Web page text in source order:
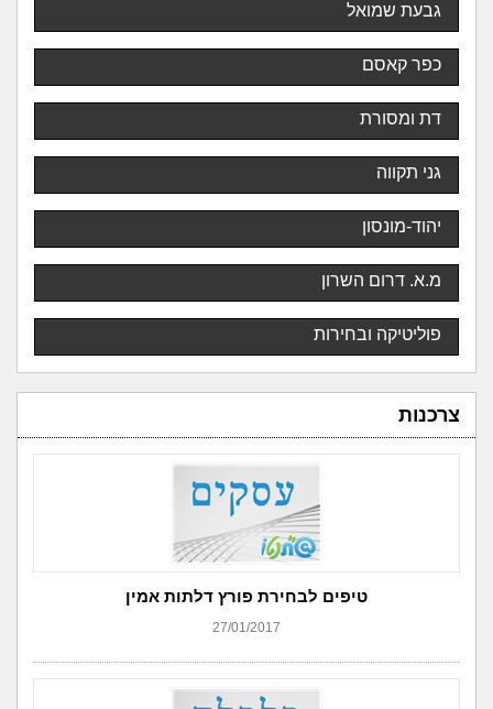
גבעת שמואל
כפר קאסם
דת ומסורת
גני תקווה
יהוד-מונסון
מ.א. דרום השרון
פוליטיקה ובחירות
צרכנות
טיפים לבחירת פורץ דלתות אמין
27/01/2017